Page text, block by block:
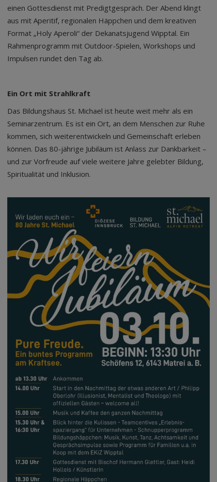
einen Gottesdienst mit Predigtgespräch. Der Abend klingt
aus mit Aperitif, regionalen Häppchen und dem kreativen
Format „Holy Aperoli“ der Dekanatsjugend Wipptal. Ein
Rahmenprogramm mit Outdoor-Spielen, Workshops und
Impulsen rundet den Tag ab.
Ein Ort mit Strahlkraft
Das Bildungshaus St. Michael ist heute weit mehr als ein
Seminarzentrum. Es ist ein Ort, an dem Menschen zur Ruhe
kommen, sich weiterentwickeln und Gemeinschaft erleben
können. Das 80-jährige Jubiläum ist Anlass zur Dankbarkeit –
und zur Vorfreude auf viele weitere Jahre gelebter Bildung,
Spiritualität und Inklusion.